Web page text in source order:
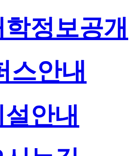
학정보공개
스안내
설안내